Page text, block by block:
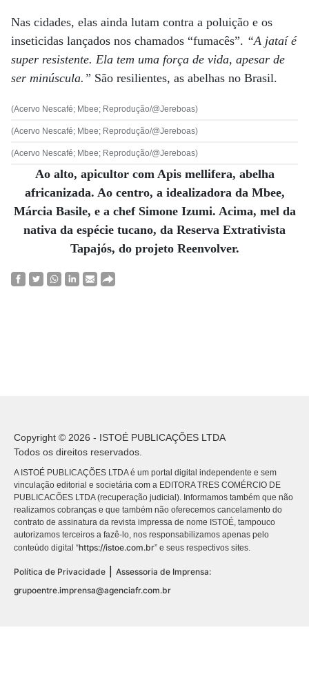
Nas cidades, elas ainda lutam contra a poluição e os
inseticidas lançados nos chamados “fumacês”. “A jataí é
super resistente. Ela tem uma força de vida, apesar de
ser minúscula.” São resilientes, as abelhas no Brasil.
(Acervo Nescafé; Mbee; Reprodução/@Jereboas)
(Acervo Nescafé; Mbee; Reprodução/@Jereboas)
(Acervo Nescafé; Mbee; Reprodução/@Jereboas)
Ao alto, apicultor com Apis mellifera, abelha
africanizada. Ao centro, a idealizadora da Mbee,
Márcia Basile, e a chef Simone Izumi. Acima, mel da
nativa da espécie tucano, da Reserva Extrativista
Tapajós, do projeto Reenvolver.
Copyright © 2026 - ISTOÉ PUBLICAÇÕES LTDA
Todos os direitos reservados.
A ISTOÉ PUBLICAÇÕES LTDA é um portal digital independente e sem
vinculação editorial e societária com a EDITORA TRES COMÉRCIO DE
PUBLICACÕES LTDA (recuperação judicial). Informamos também que não
realizamos cobranças e que também não oferecemos cancelamento do
contrato de assinatura da revista impressa de nome ISTOÉ, tampouco
autorizamos terceiros a fazê-lo, nos responsabilizamos apenas pelo
conteúdo digital “https://istoe.com.br” e seus respectivos sites.
Política de Privacidade
Assessoria de Imprensa:
grupoentre.imprensa@agenciafr.com.br